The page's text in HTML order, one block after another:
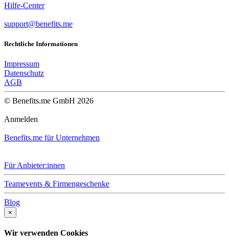
Hilfe-Center
support@benefits.me
Rechtliche Informationen
Impressum
Datenschutz
AGB
© Benefits.me GmbH 2026
Anmelden
Benefits.me für Unternehmen
Für Anbieter:innen
Teamevents & Firmengeschenke
Blog
×
Wir verwenden Cookies